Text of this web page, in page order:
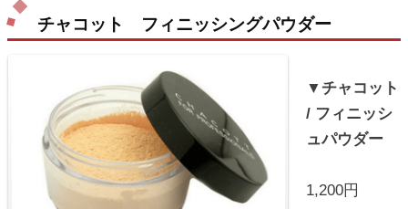
チャコット フィニッシングパウダー
▼チャコット
/ フィニッシ
ュパウダー
1,200円